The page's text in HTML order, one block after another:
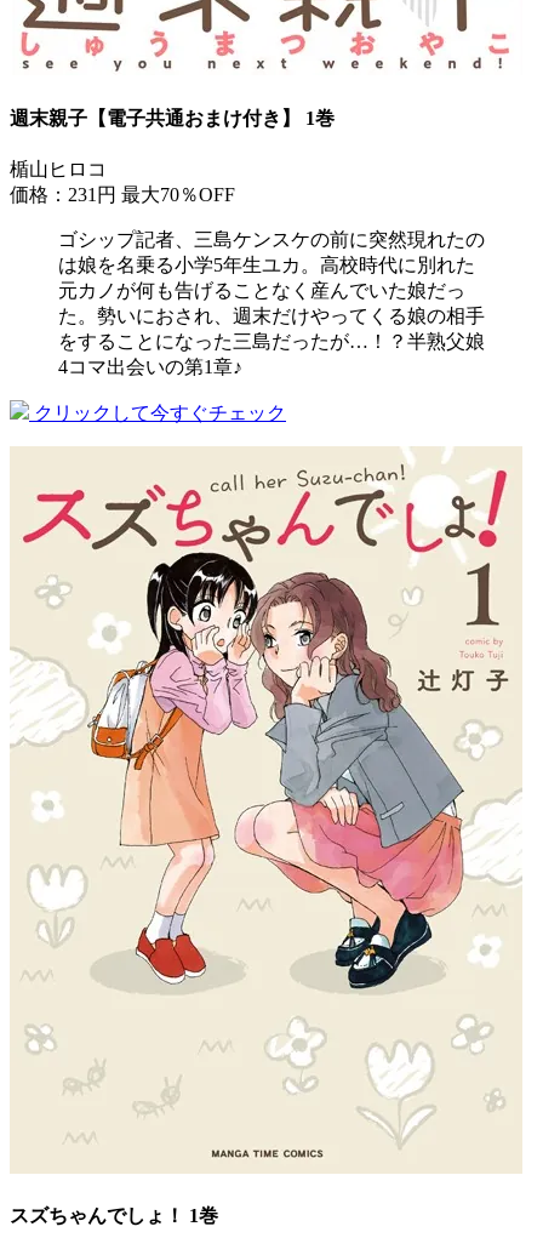
週末親子【電子共通おまけ付き】 1巻
楯山ヒロコ
価格：231円 最大70％OFF
ゴシップ記者、三島ケンスケの前に突然現れたの
は娘を名乗る小学5年生ユカ。高校時代に別れた
元カノが何も告げることなく産んでいた娘だっ
た。勢いにおされ、週末だけやってくる娘の相手
をすることになった三島だったが…！？半熟父娘
4コマ出会いの第1章♪
クリックして今すぐチェック
スズちゃんでしょ！ 1巻